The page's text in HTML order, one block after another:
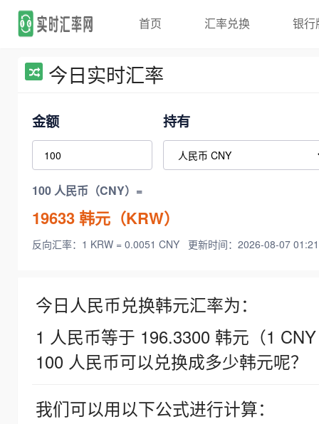
首页 汇率兑换 银行
今日实时汇率
金额 持有
100 人民币（CNY）=
19633韩元（KRW）
反向汇率：1 KRW = 0.0051 CNY 更新时间：2026-08-07
今日人民币兑换韩元汇率为：
1 人民币等于 196.3300 韩元（1
100 人民币可以兑换成多少韩元呢？
我们可以用以下公式进行计算：